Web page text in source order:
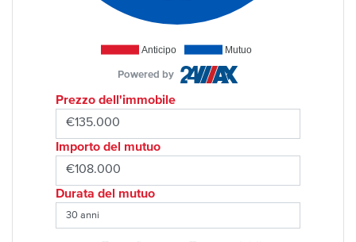
Anticipo Mutuo
Powered by
Prezzo dell'immobile
Importo del mutuo
Durata del mutuo